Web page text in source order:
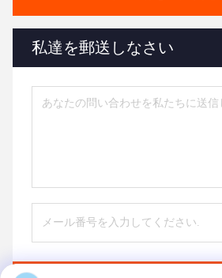
私達を郵送しなさい